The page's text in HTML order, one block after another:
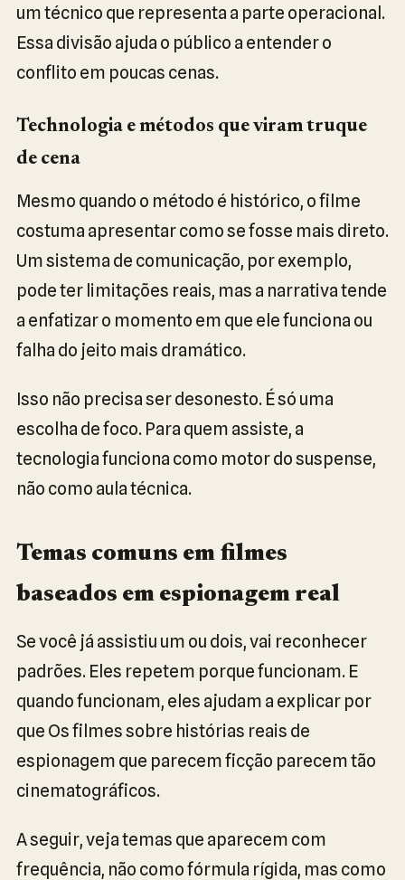
um técnico que representa a parte operacional.
Essa divisão ajuda o público a entender o
conflito em poucas cenas.
Technologia e métodos que viram truque
de cena
Mesmo quando o método é histórico, o filme
costuma apresentar como se fosse mais direto.
Um sistema de comunicação, por exemplo,
pode ter limitações reais, mas a narrativa tende
a enfatizar o momento em que ele funciona ou
falha do jeito mais dramático.
Isso não precisa ser desonesto. É só uma
escolha de foco. Para quem assiste, a
tecnologia funciona como motor do suspense,
não como aula técnica.
Temas comuns em filmes
baseados em espionagem real
Se você já assistiu um ou dois, vai reconhecer
padrões. Eles repetem porque funcionam. E
quando funcionam, eles ajudam a explicar por
que Os filmes sobre histórias reais de
espionagem que parecem ficção parecem tão
cinematográficos.
A seguir, veja temas que aparecem com
frequência, não como fórmula rígida, mas como